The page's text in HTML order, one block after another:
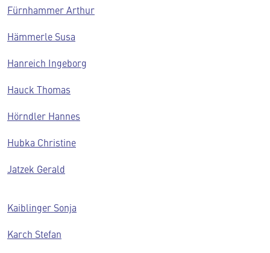
Fürnhammer Arthur
Hämmerle Susa
Hanreich Ingeborg
Hauck Thomas
Hörndler Hannes
Hubka Christine
Jatzek Gerald
Kaiblinger Sonja
Karch Stefan